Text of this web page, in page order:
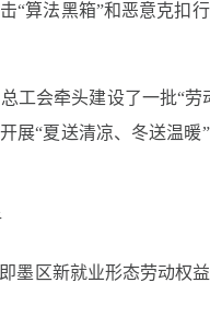
“算法黑箱”和恶意克扣
总工会牵头建设了一批“
展“夏送清凉、冬送温
墨区新就业形态劳动权